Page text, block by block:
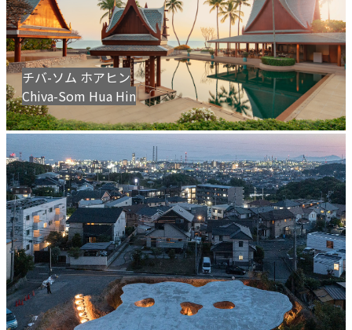
チバ-ソム ホアヒン
Chiva-Som Hua Hin